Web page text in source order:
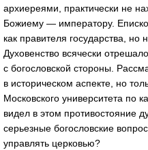
архиереями, практически не
Божиему — императору.
как правителя государства, но
Духовенство всячески
с богословской стороны.
в историческом аспекте, но
Московского университета по
видел в этом противостояние
серьезные богословские
управлять церковью?